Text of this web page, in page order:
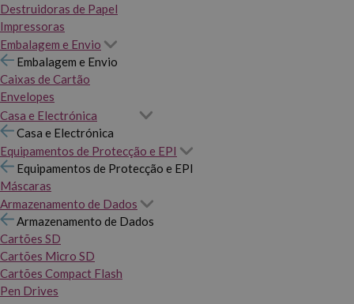
Destruidoras de Papel
Impressoras
Embalagem e Envio
Embalagem e Envio
Caixas de Cartão
Envelopes
Casa e Electrónica
Casa e Electrónica
Equipamentos de Protecção e EPI
Equipamentos de Protecção e EPI
Máscaras
Armazenamento de Dados
Armazenamento de Dados
Cartões SD
Cartões Micro SD
Cartões Compact Flash
Pen Drives